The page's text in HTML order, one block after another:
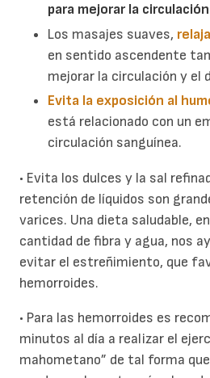
para mejorar la circulación
Los masajes suaves,
en sentido ascendente
mejorar la circulación y el
Evita la exposición al
está relacionado con un
circulación sanguínea.
• Evita los dulces y la sal
retención de líquidos son
varices. Una dieta saludable,
cantidad de fibra y agua, nos
evitar el estreñimiento, que
hemorroides.
• Para las hemorroides es
minutos al día a realizar el
mahometano” de tal forma